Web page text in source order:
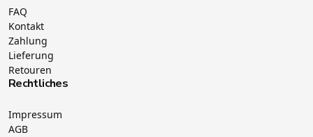
FAQ
Kontakt
Zahlung
Lieferung
Retouren
Rechtliches
Impressum
AGB